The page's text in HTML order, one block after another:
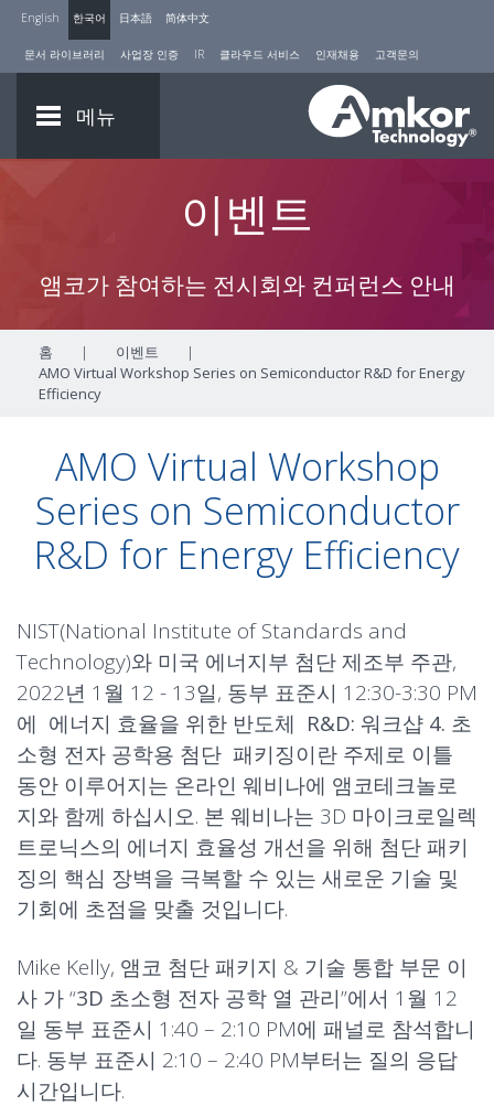
English 한국어 日本語 简体中文
문서 라이브러리 사업장 인증 IR 클라우드 서비스 인재채용 고객문의
메뉴
이벤트
앰코가 참여하는 전시회와 컨퍼런스 안내
홈 | 이벤트
|
AMO Virtual Workshop Series on Semiconductor R&D for Energy
Efficiency
AMO Virtual Workshop
Series on Semiconductor
R&D for Energy Efficiency
NIST(National Institute of Standards and
Technology)와 미국 에너지부 첨단 제조부 주관,
2022년 1월 12 - 13일, 동부 표준시 12:30-3:30 PM
에 에너지 효율을 위한 반도체 R&D: 워크샵 4. 초
소형 전자 공학용 첨단 패키징이란 주제로 이틀
동안 이루어지는 온라인 웨비나에 앰코테크놀로
지와 함께 하십시오. 본 웨비나는 3D 마이크로일렉
트로닉스의 에너지 효율성 개선을 위해 첨단 패키
징의 핵심 장벽을 극복할 수 있는 새로운 기술 및
기회에 초점을 맞출 것입니다.
Mike Kelly, 앰코 첨단 패키지 & 기술 통합 부문 이
사 가 “3D 초소형 전자 공학 열 관리”에서 1월 12
일 동부 표준시 1:40 – 2:10 PM에 패널로 참석합니
다. 동부 표준시 2:10 – 2:40 PM부터는 질의 응답
시간입니다.